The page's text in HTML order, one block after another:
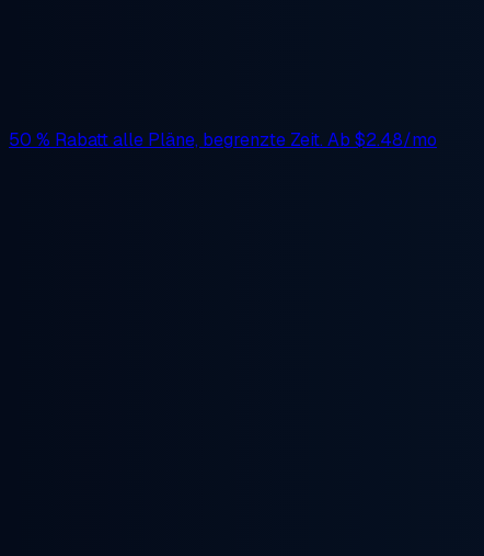
50 % Rabattalle Pläne, begrenzte Zeit. Ab $2.48/mo